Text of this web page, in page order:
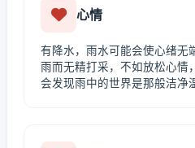
心情
有降水，雨水可能会使心绪无
雨而无精打采，不如放松心情
会发现雨中的世界是那般洁净